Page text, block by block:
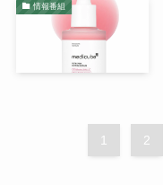
情報番組
1 2